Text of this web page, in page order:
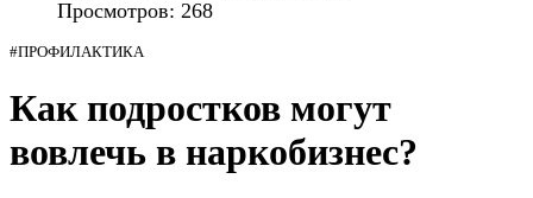
Просмотров: 268
#ПРОФИЛАКТИКА
Как подростков могут
вовлечь в наркобизнес?